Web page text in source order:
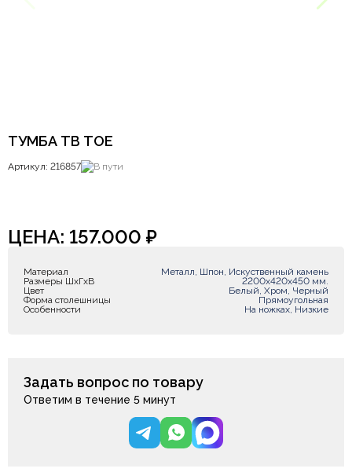
ТУМБА ТВ TOE
Артикул: 216857 В пути
ЦЕНА: 157.000 ₽
Материал
Металл, Шпон, Искуственный камень
Размеры ШxГxВ
2200х420х450 мм.
Цвет
Белый, Хром, Черный
Форма столешницы
Прямоугольная
Особенности
На ножках, Низкие
Задать вопрос по товару
Ответим в течение 5 минут